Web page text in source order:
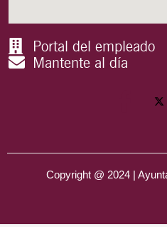
Portal del empleado
Mantente al día
Copyright @ 2024 |